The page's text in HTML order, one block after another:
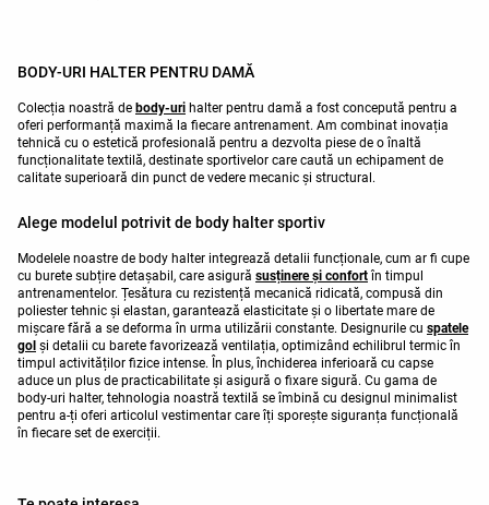
BODY-URI HALTER PENTRU DAMĂ
Colecția noastră de body-uri halter pentru damă a fost concepută pentru a
oferi performanță maximă la fiecare antrenament. Am combinat inovația
tehnică cu o estetică profesională pentru a dezvolta piese de o înaltă
funcționalitate textilă, destinate sportivelor care caută un echipament de
calitate superioară din punct de vedere mecanic și structural.
Alege modelul potrivit de body halter sportiv
Modelele noastre de body halter integrează detalii funcționale, cum ar fi cupe
cu burete subțire detașabil, care asigură susținere și confort în timpul
antrenamentelor. Țesătura cu rezistență mecanică ridicată, compusă din
poliester tehnic și elastan, garantează elasticitate și o libertate mare de
mișcare fără a se deforma în urma utilizării constante. Designurile cu spatele
gol și detalii cu barete favorizează ventilația, optimizând echilibrul termic în
timpul activităților fizice intense. În plus, închiderea inferioară cu capse
aduce un plus de practicabilitate și asigură o fixare sigură. Cu gama de
body-uri halter, tehnologia noastră textilă se îmbină cu designul minimalist
pentru a-ți oferi articolul vestimentar care îți sporește siguranța funcțională
în fiecare set de exerciții.